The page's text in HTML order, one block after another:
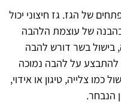
של הגז. גז חיצוני יכול
של עוצמת הלהבה
בישול בשר דורש להבה
להתבצע על להבה נמוכה
כמו צלייה, טיגון או אידוי,
הנבחר.